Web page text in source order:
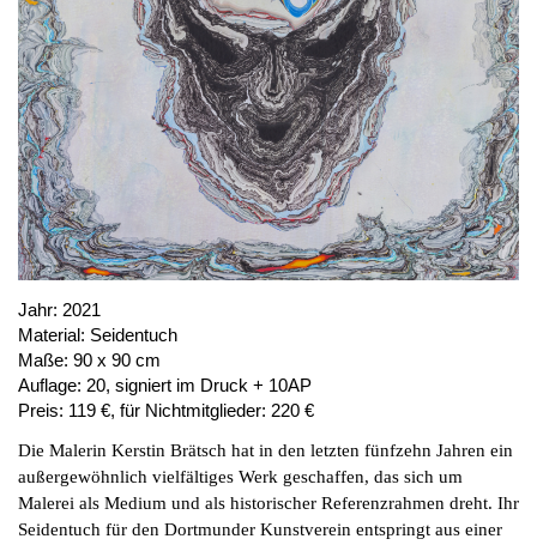
MITGLIEDSCHAFT
NEWSLETTER
INSTAGRAM
PARTNER
IMPRESSUM
DATENSCHUTZ
Jahr: 2021
Material: Seidentuch
Maße: 90 x 90 cm
Auflage: 20, signiert im Druck + 10AP
Preis: 119 €, für Nichtmitglieder: 220 €
Die Malerin Kerstin Brätsch hat in den letzten fünfzehn Jahren ein
außergewöhnlich vielfältiges Werk geschaffen, das sich um
Malerei als Medium und als historischer Referenzrahmen dreht. Ihr
Seidentuch für den Dortmunder Kunstverein entspringt aus einer